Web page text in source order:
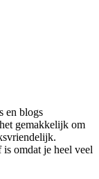
en blogs
gemakkelijk om
omdat je heel veel